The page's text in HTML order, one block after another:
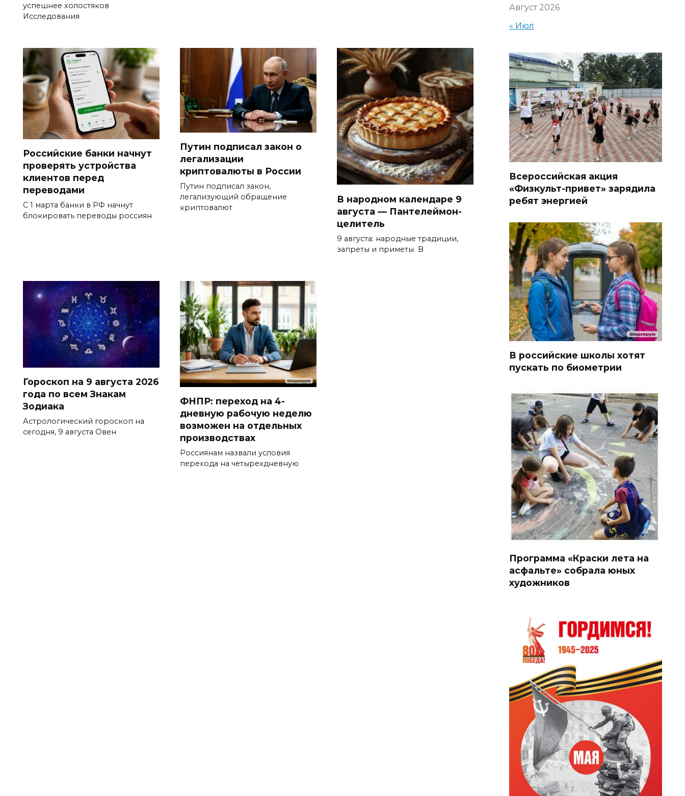
успешнее холостяков
Исследования
Российские банки начнут
проверять устройства
клиентов перед
переводами
С 1 марта банки в РФ начнут
блокировать переводы россиян
Путин подписал закон о
легализации
криптовалюты в России
Путин подписал закон,
легализующий обращение
криптовалют
В народном календаре 9
августа — Пантелеймон-
целитель
9 августа: народные традиции,
запреты и приметы В
Гороскоп на 9 августа 2026
года по всем Знакам
Зодиака
Астрологический гороскоп на
сегодня, 9 августа Овен
ФНПР: переход на 4-
дневную рабочую неделю
возможен на отдельных
производствах
Россиянам назвали условия
перехода на четырехдневную
Август 2026
« Июл
Всероссийская акция
«Физкульт-привет» зарядила
ребят энергией
В российские школы хотят
пускать по биометрии
Программа «Краски лета на
асфальте» собрала юных
художников